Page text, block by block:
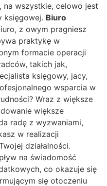
na wszystkie, celowo jest
księgowej. Biuro
z owym pragniesz
praktykę w
formacie operacji
takich jak,
księgowy, jacy,
wsparcia w
Wraz z większe
większe
radę z wyzwaniami,
w realizacji
działalności.
na świadomość
co okazuje się
się otoczeniu